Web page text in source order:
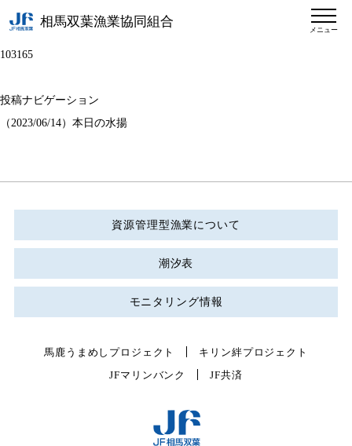
相馬双葉漁業協同組合
メニュー
103165
投稿ナビゲーション
（2023/06/14）本日の水揚
資源管理型漁業について
潮汐表
モニタリング情報
馬鹿うまめしプロジェクト
キリン絆プロジェクト
JFマリンバンク
JF共済